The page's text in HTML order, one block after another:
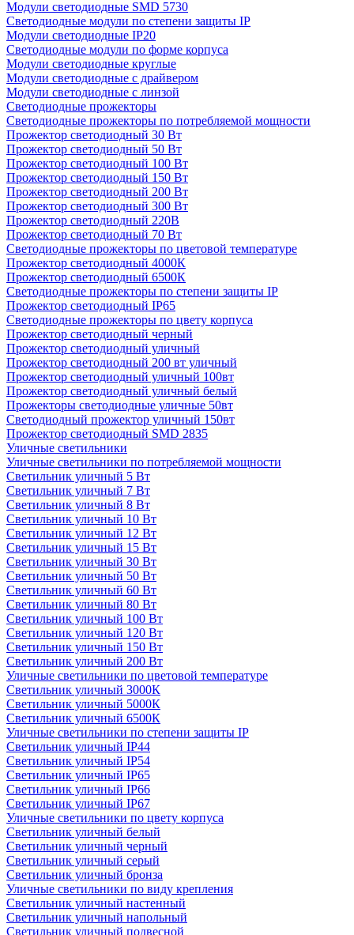
Модули светодиодные SMD 5730
Светодиодные модули по степени защиты IP
Модули светодиодные IP20
Светодиодные модули по форме корпуса
Модули светодиодные круглые
Модули светодиодные с драйвером
Модули светодиодные с линзой
Светодиодные прожекторы
Светодиодные прожекторы по потребляемой мощности
Прожектор светодиодный 30 Вт
Прожектор светодиодный 50 Вт
Прожектор светодиодный 100 Вт
Прожектор светодиодный 150 Вт
Прожектор светодиодный 200 Вт
Прожектор светодиодный 300 Вт
Прожектор светодиодный 220В
Прожектор светодиодный 70 Вт
Светодиодные прожекторы по цветовой температуре
Прожектор светодиодный 4000К
Прожектор светодиодный 6500К
Светодиодные прожекторы по степени защиты IP
Прожектор светодиодный IP65
Светодиодные прожекторы по цвету корпуса
Прожектор светодиодный черный
Прожектор светодиодный уличный
Прожектор светодиодный 200 вт уличный
Прожектор светодиодный уличный 100вт
Прожектор светодиодный уличный белый
Прожекторы светодиодные уличные 50вт
Светодиодный прожектор уличный 150вт
Прожектор светодиодный SMD 2835
Уличные светильники
Уличные светильники по потребляемой мощности
Светильник уличный 5 Вт
Светильник уличный 7 Вт
Светильник уличный 8 Вт
Светильник уличный 10 Вт
Светильник уличный 12 Вт
Светильник уличный 15 Вт
Светильник уличный 30 Вт
Светильник уличный 50 Вт
Светильник уличный 60 Вт
Светильник уличный 80 Вт
Светильник уличный 100 Вт
Светильник уличный 120 Вт
Светильник уличный 150 Вт
Светильник уличный 200 Вт
Уличные светильники по цветовой температуре
Cветильник уличный 3000К
Cветильник уличный 5000К
Cветильник уличный 6500К
Уличные светильники по степени защиты IP
Светильник уличный IP44
Светильник уличный IP54
Светильник уличный IP65
Светильник уличный IP66
Светильник уличный IP67
Уличные светильники по цвету корпуса
Светильник уличный белый
Светильник уличный черный
Светильник уличный серый
Светильник уличный бронза
Уличные светильники по виду крепления
Светильник уличный настенный
Светильник уличный напольный
Светильник уличный подвесной